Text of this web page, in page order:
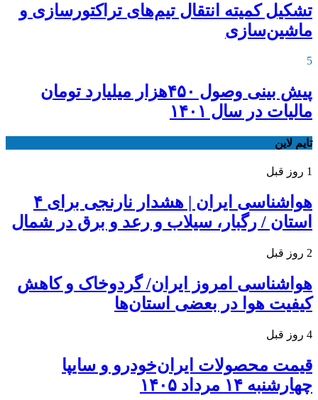
تشکیل کمیته انتقال تیم‌های تراکتورسازی و
ماشین‌سازی
5
پیش بینی وصول ۴۵۰هزار میلیارد تومان
مالیات در سال ۱۴۰۱
تایم لاین
1 روز قبل
هواشناسی ایران | هشدار نارنجی برای ۴
استان / رگبار، سیلاب و رعد و برق در شمال
2 روز قبل
هواشناسی امروز ایران/ گردوخاک و کاهش
کیفیت هوا در بعضی استان‌ها
4 روز قبل
قیمت محصولات ایران‌خودرو و سایپا
چهارشنبه ۱۴ مرداد ۱۴۰۵